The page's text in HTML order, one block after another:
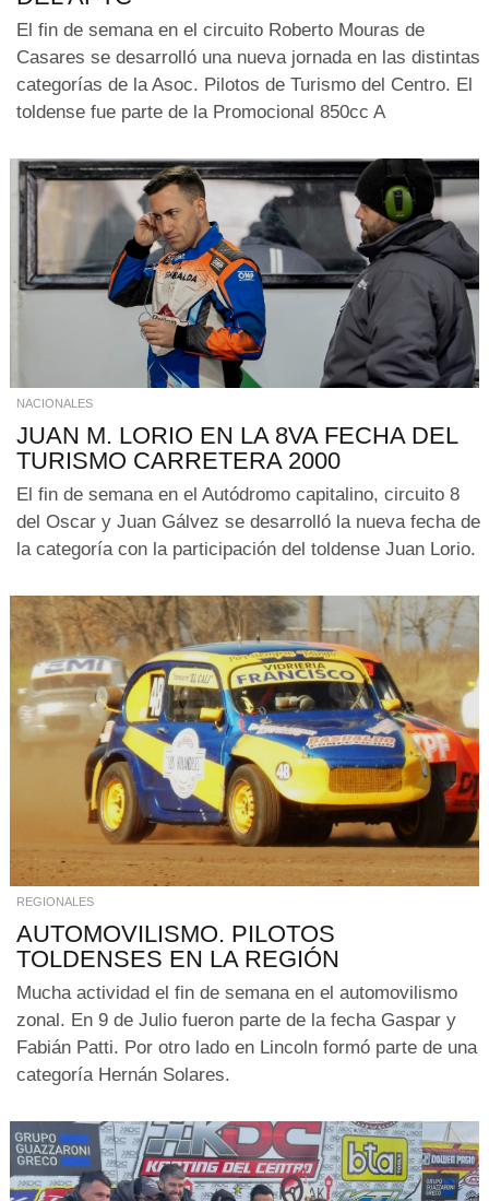
El fin de semana en el circuito Roberto Mouras de
Casares se desarrolló una nueva jornada en las distintas
categorías de la Asoc. Pilotos de Turismo del Centro. El
toldense fue parte de la Promocional 850cc A
NACIONALES
JUAN M. LORIO EN LA 8VA FECHA DEL
TURISMO CARRETERA 2000
El fin de semana en el Autódromo capitalino, circuito 8
del Oscar y Juan Gálvez se desarrolló la nueva fecha de
la categoría con la participación del toldense Juan Lorio.
REGIONALES
AUTOMOVILISMO. PILOTOS
TOLDENSES EN LA REGIÓN
Mucha actividad el fin de semana en el automovilismo
zonal. En 9 de Julio fueron parte de la fecha Gaspar y
Fabián Patti. Por otro lado en Lincoln formó parte de una
categoría Hernán Solares.